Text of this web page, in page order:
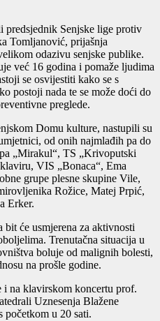
predsjednik Senjske lige protiv
Tomljanović, prijašnja
odazivu senjske publike.
već 16 godina i pomaže ljudima
se osvijestiti kako se s
postoji nada te se može doći do
preglede.
Domu kulture, nastupili su
od onih najmlađih pa do
„Mirakul“, TS „Krivoputski
VIS „Bonaca“, Ema
grupe plesne skupine Vile,
Rožice, Matej Prpić,
Erker.
bit će usmjerena za aktivnosti
Trenutačna situacija u
boluje od malignih bolesti,
na prošle godine.
i na klavirskom koncertu prof.
Uznesenja Blažene
početkom u 20 sati.